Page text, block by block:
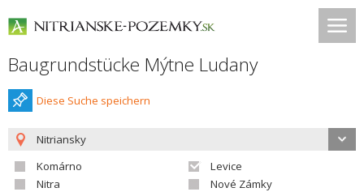
Baugrundstücke Mýtne Ludany
Diese Suche speichern
Nitriansky
Komárno
Levice
Nitra
Nové Zámky